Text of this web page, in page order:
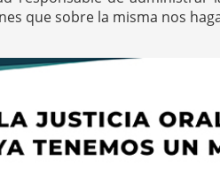
que sobre la misma nos